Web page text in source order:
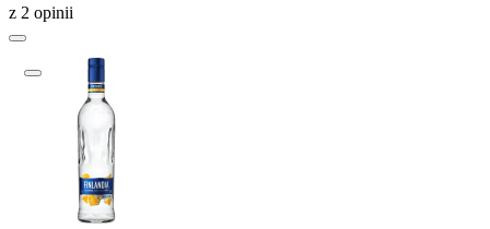
z 2 opinii